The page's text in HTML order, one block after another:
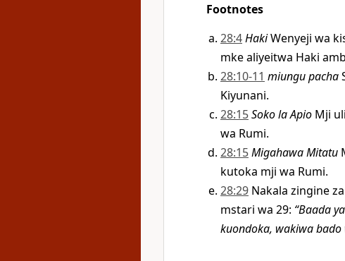
Footnotes
28:4HakiWenyeji wa
mke aliyeitwa Haki
28:10-11 miungu pacha
Kiyunani.
28:15Soko la Apio Mji
wa Rumi.
28:15Migahawa Mitatu
kutoka mji wa Rumi.
28:29 Nakala zingine
mstari wa 29: “Baada
kuondoka, wakiwa